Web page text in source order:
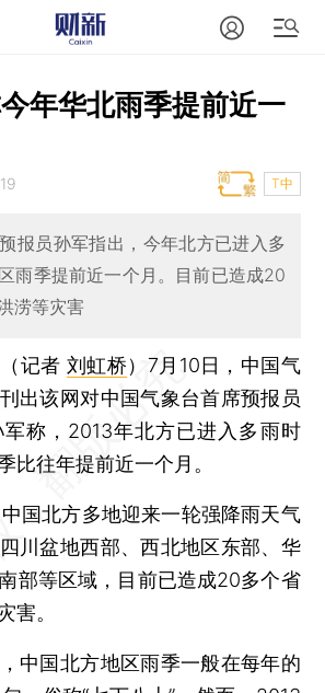
年华北雨季提前近一
T中
报员孙军指出，今年北方已进入多
雨季提前近一个月。目前已造成20
涝等灾害
（记者刘虹桥） 7月10日，中国气
出该网对中国气象台首席预报员
称，2013年北方已进入多雨时
比往年提前近一个月。
北方多地迎来一轮强降雨天气
川盆地西部、西北地区东部、华
部等区域，目前已造成20多个省
害。
国北方地区雨季一般在每年的